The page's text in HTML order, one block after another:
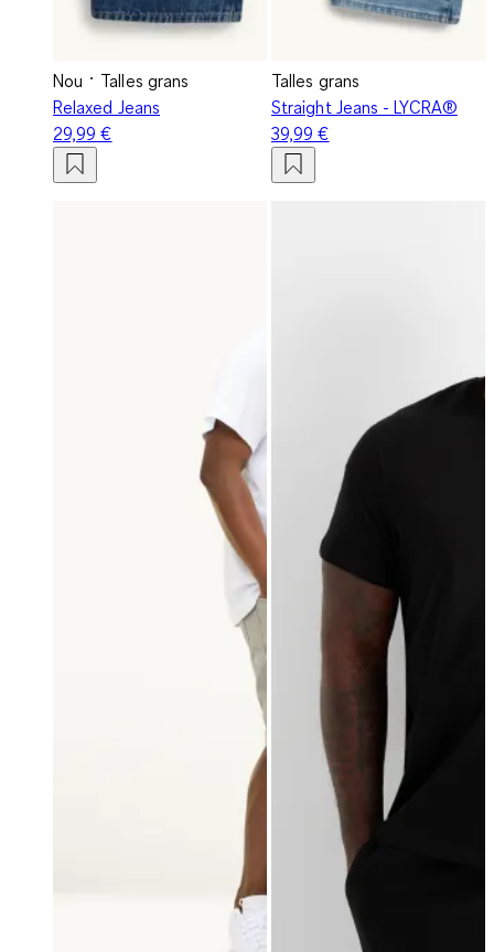
Nou
Talles grans
Relaxed Jeans
29,99 €
Talles grans
Straight Jeans - LYCRA®
39,99 €